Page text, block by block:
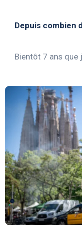
Depuis combien
Bientôt 7 ans que